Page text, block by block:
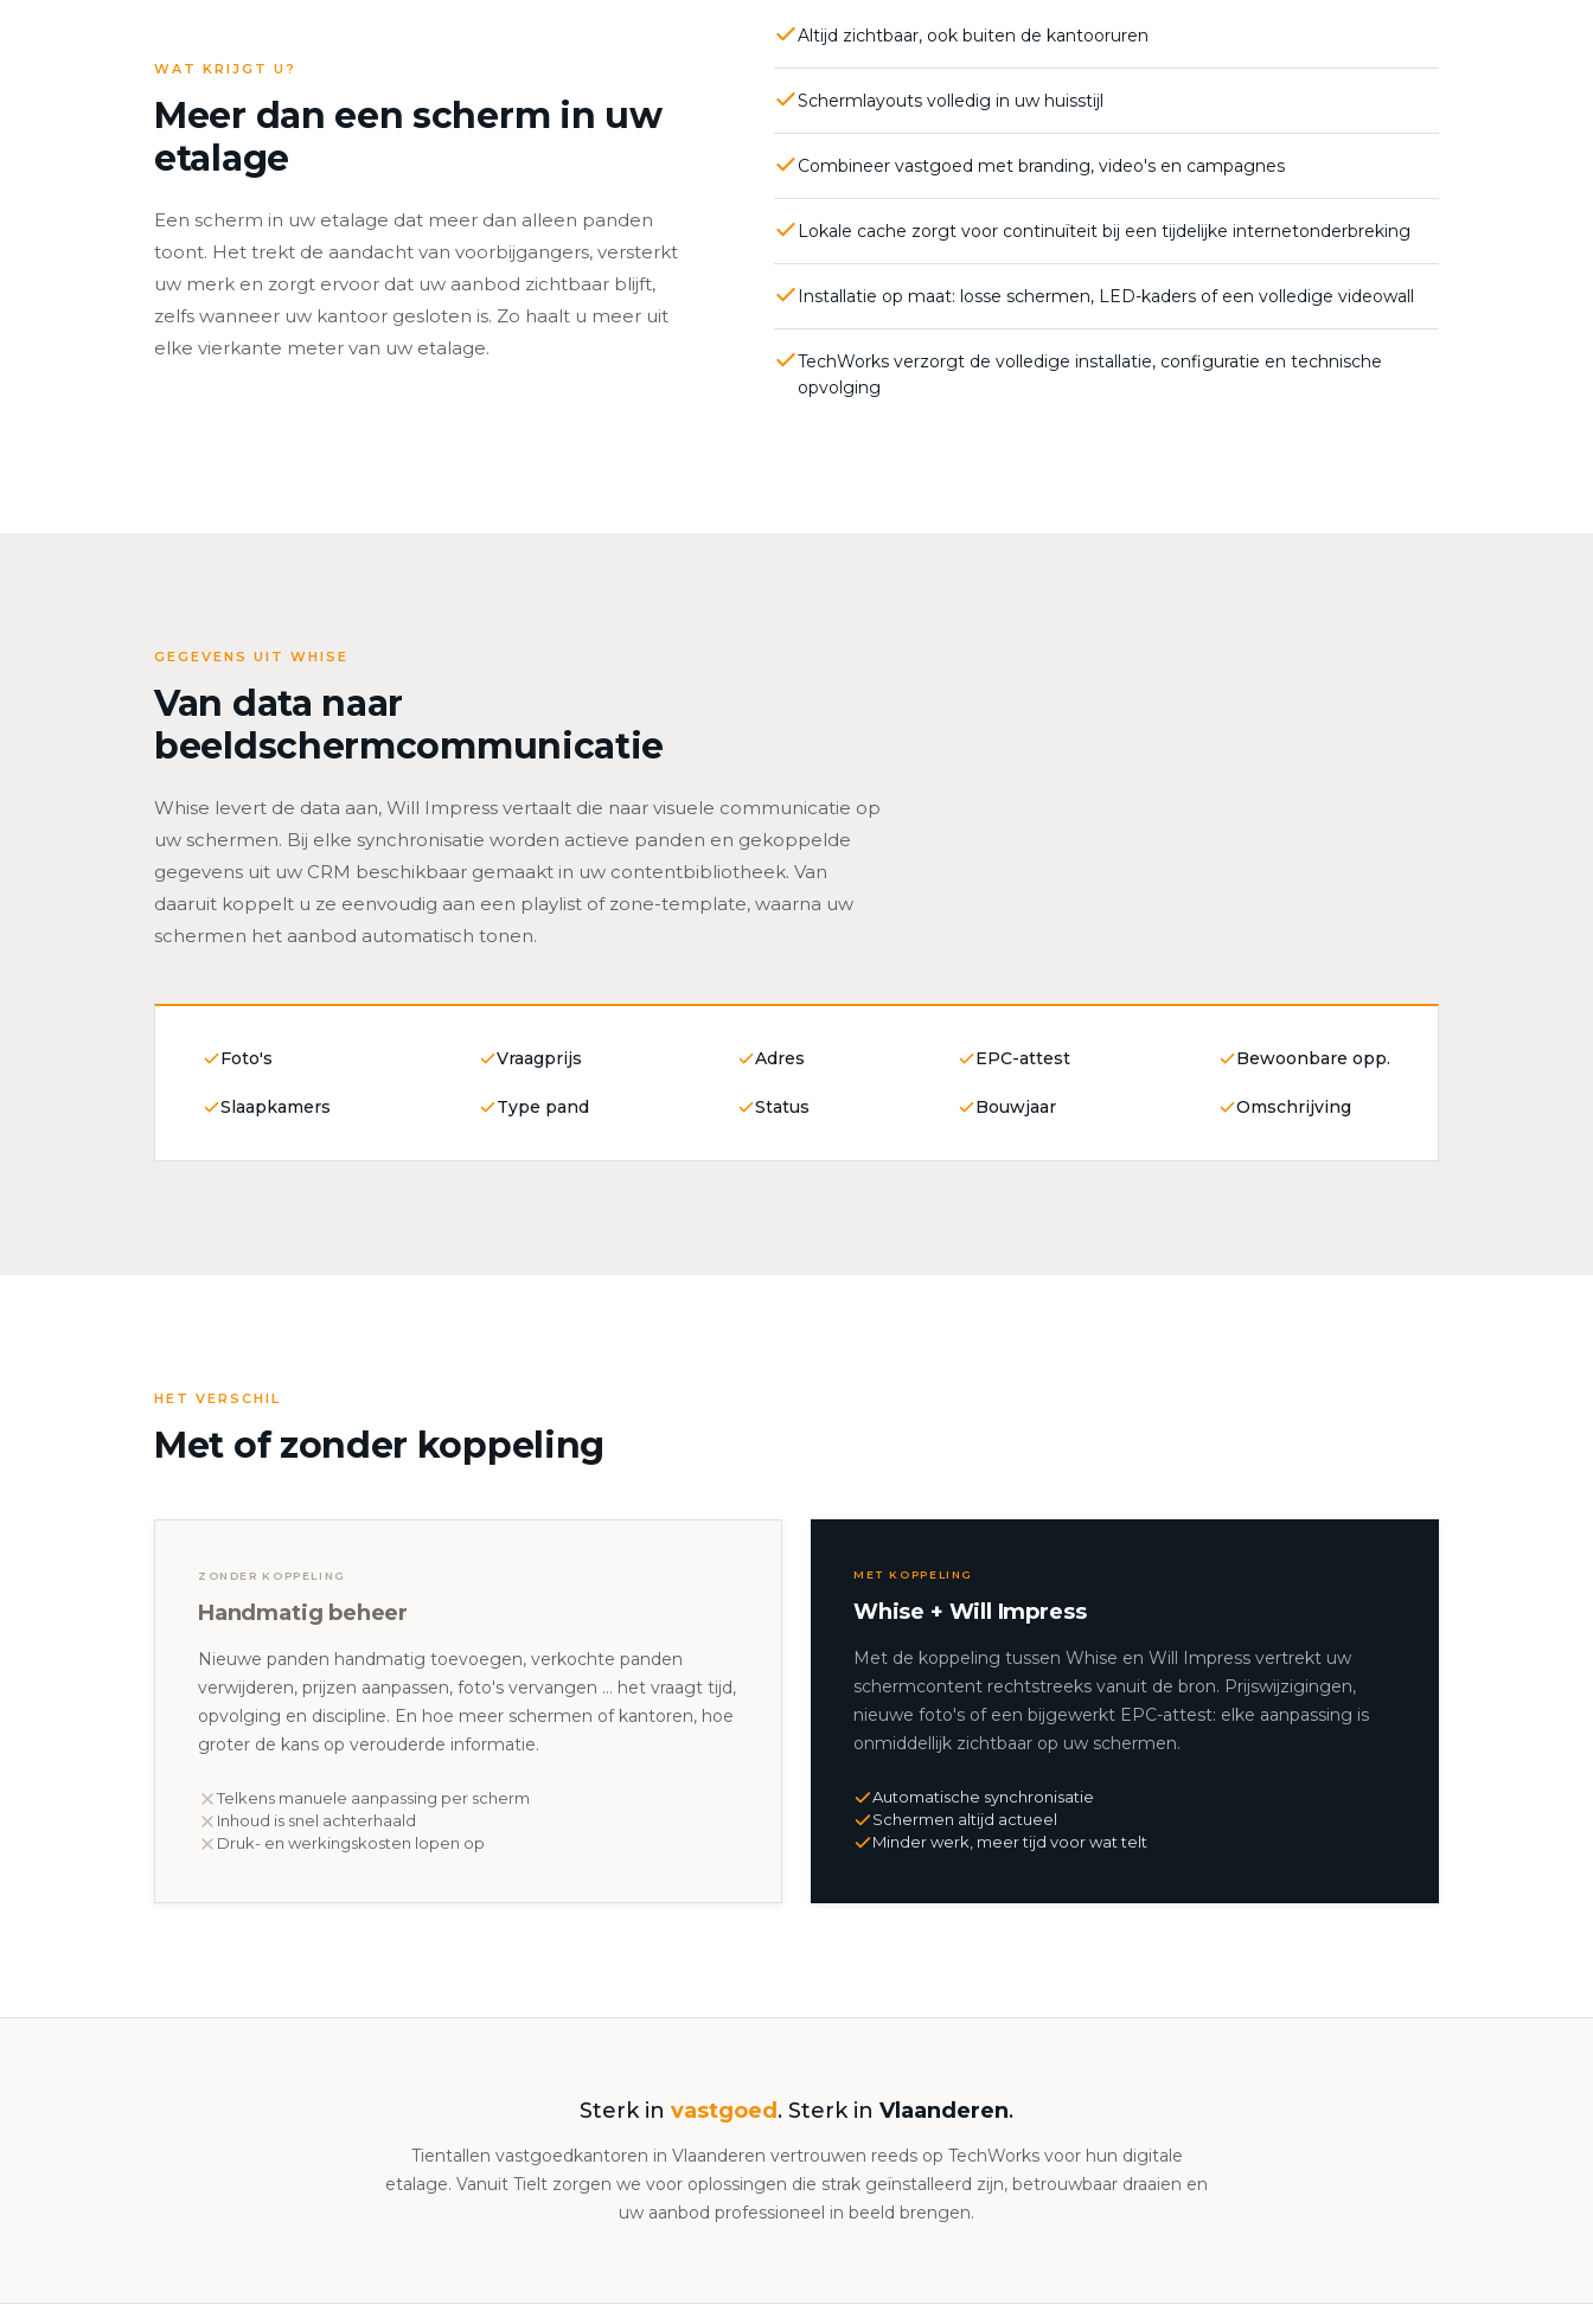
WAT KRIJGT U?
Meer dan een scherm in uw
etalage
Een scherm in uw etalage dat meer dan alleen panden
toont. Het trekt de aandacht van voorbijgangers, versterkt
uw merk en zorgt ervoor dat uw aanbod zichtbaar blijft,
zelfs wanneer uw kantoor gesloten is. Zo haalt u meer uit
elke vierkante meter van uw etalage.
Altijd zichtbaar, ook buiten de kantooruren
Schermlayouts volledig in uw huisstijl
Combineer vastgoed met branding, video's en campagnes
Lokale cache zorgt voor continuïteit bij een tijdelijke internetonderbreking
Installatie op maat: losse schermen, LED-kaders of een volledige videowall
TechWorks verzorgt de volledige installatie, configuratie en technische
opvolging
GEGEVENS UIT WHISE
Van data naar
beeldschermcommunicatie
Whise levert de data aan, Will Impress vertaalt die naar visuele communicatie op
uw schermen. Bij elke synchronisatie worden actieve panden en gekoppelde
gegevens uit uw CRM beschikbaar gemaakt in uw contentbibliotheek. Van
daaruit koppelt u ze eenvoudig aan een playlist of zone-template, waarna uw
schermen het aanbod automatisch tonen.
Foto's Vraagprijs Adres EPC-attest Bewoonbare opp.
Slaapkamers Type pand Status Bouwjaar Omschrijving
HET VERSCHIL
Met of zonder koppeling
ZONDER KOPPELING
Handmatig beheer
Nieuwe panden handmatig toevoegen, verkochte panden
verwijderen, prijzen aanpassen, foto's vervangen … het vraagt tijd,
opvolging en discipline. En hoe meer schermen of kantoren, hoe
groter de kans op verouderde informatie.
Telkens manuele aanpassing per scherm
Inhoud is snel achterhaald
Druk- en werkingskosten lopen op
MET KOPPELING
Whise + Will Impress
Met de koppeling tussen Whise en Will Impress vertrekt uw
schermcontent rechtstreeks vanuit de bron. Prijswijzigingen,
nieuwe foto's of een bijgewerkt EPC-attest: elke aanpassing is
onmiddellijk zichtbaar op uw schermen.
Automatische synchronisatie
Schermen altijd actueel
Minder werk, meer tijd voor wat telt
Sterk in vastgoed . Sterk in Vlaanderen.
Tientallen vastgoedkantoren in Vlaanderen vertrouwen reeds op TechWorks voor hun digitale
etalage. Vanuit Tielt zorgen we voor oplossingen die strak geïnstalleerd zijn, betrouwbaar draaien en
uw aanbod professioneel in beeld brengen.